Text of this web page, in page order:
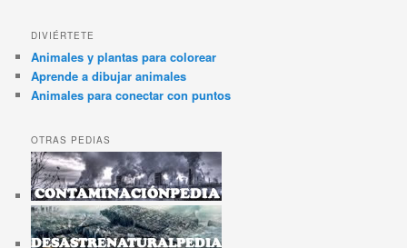
DIVIÉRTETE
Animales y plantas para colorear
Aprende a dibujar animales
Animales para conectar con puntos
OTRAS PEDIAS